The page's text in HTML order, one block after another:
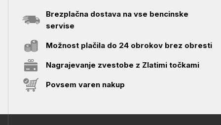
Brezplačna dostava na vse bencinske
servise
Možnost plačila do 24 obrokov brez obresti
Nagrajevanje zvestobe z Zlatimi točkami
Povsem varen nakup